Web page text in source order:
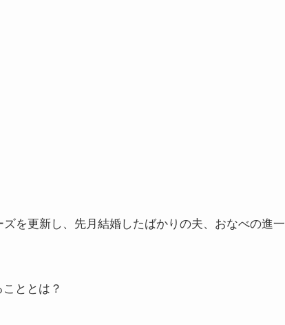
を更新し、先月結婚したばかりの夫、おなべの進一
ととは？